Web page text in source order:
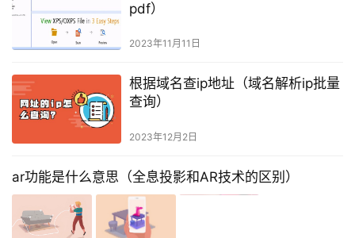
pdf）
2023年11月11日
根据域名查ip地址（域名解析ip批量
查询）
2023年12月2日
ar功能是什么意思（全息投影和AR技术的区别）